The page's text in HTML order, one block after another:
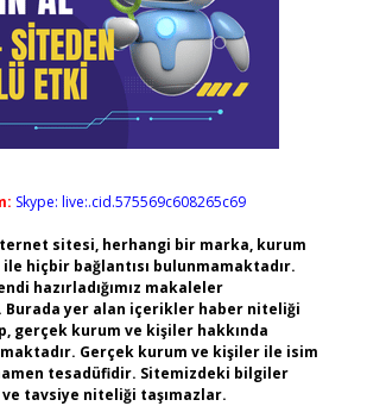
Skype: live:.cid.575569c608265c69
sitesi, herhangi bir marka, kurum
hiçbir bağlantısı bulunmamaktadır.
hazırladığımız makaleler
Burada yer alan içerikler haber niteliği
gerçek kurum ve kişiler hakkında
Gerçek kurum ve kişiler ile isim
tesadüfidir. Sitemizdeki bilgiler
tavsiye niteliği taşımazlar.